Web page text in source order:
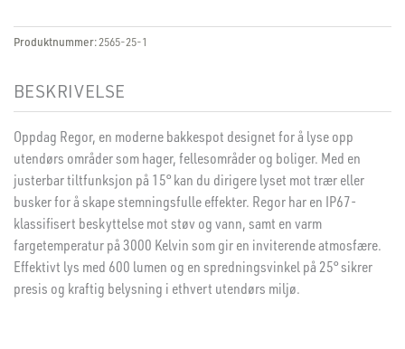
Produktnummer: 2565-25-1
BESKRIVELSE
Oppdag Regor, en moderne bakkespot designet for å lyse opp
utendørs områder som hager, fellesområder og boliger. Med en
justerbar tiltfunksjon på 15° kan du dirigere lyset mot trær eller
busker for å skape stemningsfulle effekter. Regor har en IP67-
klassifisert beskyttelse mot støv og vann, samt en varm
fargetemperatur på 3000 Kelvin som gir en inviterende atmosfære.
Effektivt lys med 600 lumen og en spredningsvinkel på 25° sikrer
presis og kraftig belysning i ethvert utendørs miljø.